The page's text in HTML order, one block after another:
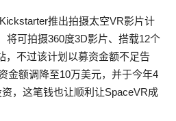
推出拍摄太空VR影片计
将可拍摄360度3D影片、搭载12个
，不过该计划以募资金额不足告
金额调降至10万美元，并于今年4
，这笔钱也让顺利让SpaceVR成